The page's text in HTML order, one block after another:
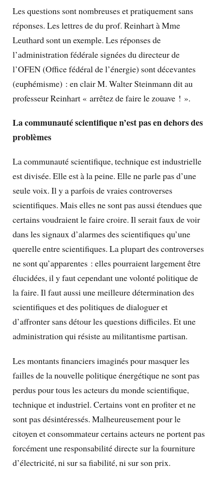
Les questions sont nombreuses et pratiquement sans
réponses. Les lettres de du prof. Reinhart à Mme
Leuthard sont un exemple. Les réponses de
l’administration fédérale signées du directeur de
l’OFEN (Office fédéral de l’énergie) sont décevantes
(euphémisme) : en clair M. Walter Steinmann dit au
professeur Reinhart « arrêtez de faire le zouave ! ».
La communauté scientifique n’est pas en dehors des
problèmes
La communauté scientifique, technique est industrielle
est divisée. Elle est à la peine. Elle ne parle pas d’une
seule voix. Il y a parfois de vraies controverses
scientifiques. Mais elles ne sont pas aussi étendues que
certains voudraient le faire croire. Il serait faux de voir
dans les signaux d’alarmes des scientifiques qu’une
querelle entre scientifiques. La plupart des controverses
ne sont qu’apparentes : elles pourraient largement être
élucidées, il y faut cependant une volonté politique de
la faire. Il faut aussi une meilleure détermination des
scientifiques et des politiques de dialoguer et
d’affronter sans détour les questions difficiles. Et une
administration qui résiste au militantisme partisan.
Les montants financiers imaginés pour masquer les
failles de la nouvelle politique énergétique ne sont pas
perdus pour tous les acteurs du monde scientifique,
technique et industriel. Certains vont en profiter et ne
sont pas désintéressés. Malheureusement pour le
citoyen et consommateur certains acteurs ne portent pas
forcément une responsabilité directe sur la fourniture
d’électricité, ni sur sa fiabilité, ni sur son prix.